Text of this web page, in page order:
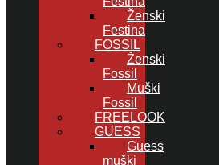
Ženski
Festina
FOSSIL
Ženski
Fossil
Muški
Fossil
FREELOOK
GUESS
Guess
muški